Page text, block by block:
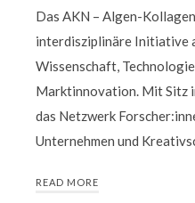
Das AKN – Algen-
interdisziplinäre Initiative
Wissenschaft,
Marktinnovation. Mit Sitz
das Netzwerk
Unternehmen und
READ MORE